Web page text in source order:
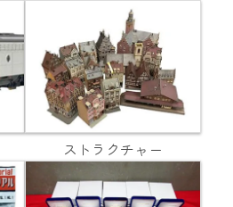
ストラクチャー